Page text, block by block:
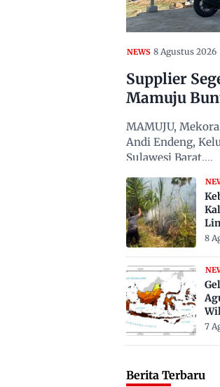
NEWS 8 Agustus 2026
Supplier
Mamuju
MAMUJU,
Andi Endeng,
Sulawesi Barat,…
8
7
Berita Terbaru